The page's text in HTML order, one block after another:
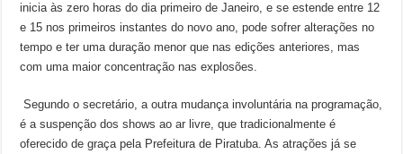
inicia às zero horas do dia primeiro de Janeiro, e se estende entre 12
e 15 nos primeiros instantes do novo ano, pode sofrer alterações no
tempo e ter uma duração menor que nas edições anteriores, mas
com uma maior concentração nas explosões.
Segundo o secretário, a outra mudança involuntária na programação,
é a suspenção dos shows ao ar livre, que tradicionalmente é
oferecido de graça pela Prefeitura de Piratuba. As atrações já se